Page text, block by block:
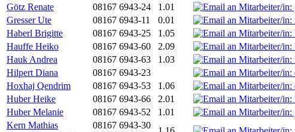
Götz Renate
08167 6943-24 1.01
Gresser Ute
08167 6943-11 0.01
Haberl Brigitte
08167 6943-25 1.05
Hauffe Heiko
08167 6943-60 2.09
Hauk Andrea
08167 6943-63 1.03
Hilpert Diana
08167 6943-23
Hoxhaj Qendrim
08167 6943-53 1.06
Huber Heike
08167 6943-66 2.01
Huber Melanie
08167 6943-52 1.01
Kern Mathias
08167 6943-30